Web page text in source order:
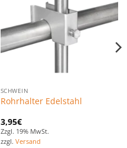
hinzufügen
SCHWEIN
Rohrhalter Edelstahl
3,95€
Zzgl. 19% MwSt.
zzgl. Versand